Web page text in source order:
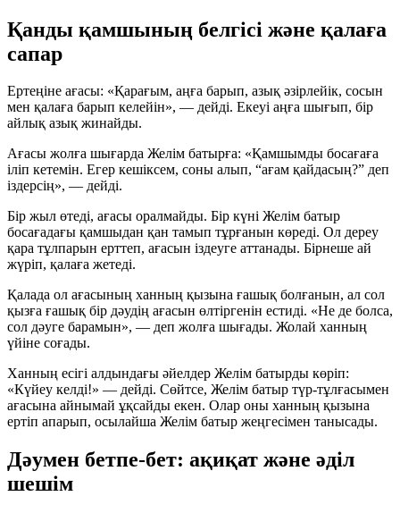
Қанды қамшының белгісі және қалаға
сапар
Ертеңіне ағасы: «Қарағым, аңға барып, азық әзірлейік, сосын
мен қалаға барып келейін», — дейді. Екеуі аңға шығып, бір
айлық азық жинайды.
Ағасы жолға шығарда Желім батырға: «Қамшымды босағаға
іліп кетемін. Егер кешіксем, соны алып, “ағам қайдасың?” деп
іздерсің», — дейді.
Бір жыл өтеді, ағасы оралмайды. Бір күні Желім батыр
босағадағы қамшыдан қан тамып тұрғанын көреді. Ол дереу
қара тұлпарын ерттеп, ағасын іздеуге аттанады. Бірнеше ай
жүріп, қалаға жетеді.
Қалада ол ағасының ханның қызына ғашық болғанын, ал сол
қызға ғашық бір дәудің ағасын өлтіргенін естиді. «Не де болса,
сол дәуге барамын», — деп жолға шығады. Жолай ханның
үйіне соғады.
Ханның есігі алдындағы әйелдер Желім батырды көріп:
«Күйеу келді!» — дейді. Сөйтсе, Желім батыр түр-тұлғасымен
ағасына айнымай ұқсайды екен. Олар оны ханның қызына
ертіп апарып, осылайша Желім батыр жеңгесімен танысады.
Дәумен бетпе-бет: ақиқат және әділ
шешім